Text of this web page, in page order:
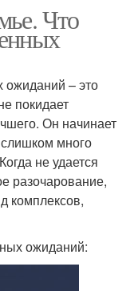
Что
– это
покидает
Он начинает
много
не удается
разочарование,
комплексов,
ожиданий: